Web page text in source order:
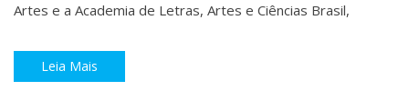
Artes e a Academia de Letras, Artes e Ciências Brasil,
Leia Mais